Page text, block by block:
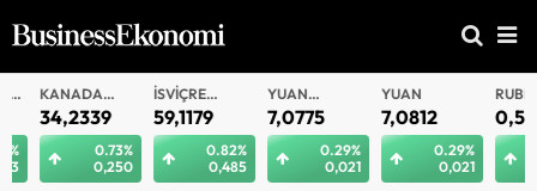
KANADA
DOLARI
34,2339
0.73%
0,250
İSVIÇRE
FRANKI
59,1179
0.82%
0,485
YUAN
OFFSHORE
7,0775
0.29%
0,021
YUAN
7,0812
0.29%
0,021
RUBLE
0,5825